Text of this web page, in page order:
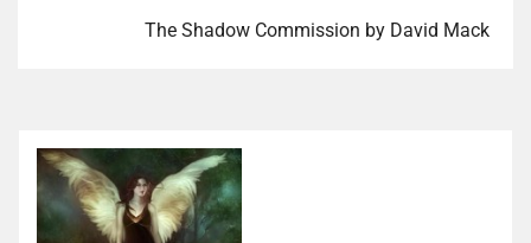
The Shadow Commission by David Mack